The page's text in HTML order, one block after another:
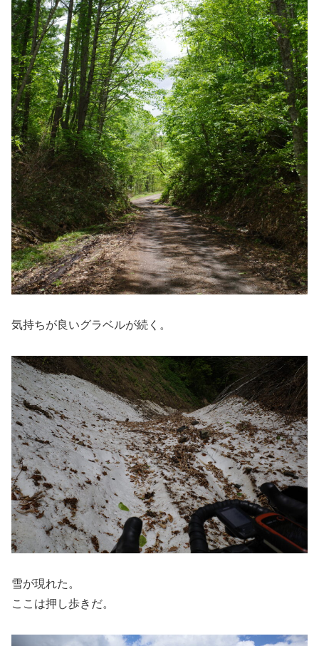
気持ちが良いグラベルが続く。
雪が現れた。
ここは押し歩きだ。